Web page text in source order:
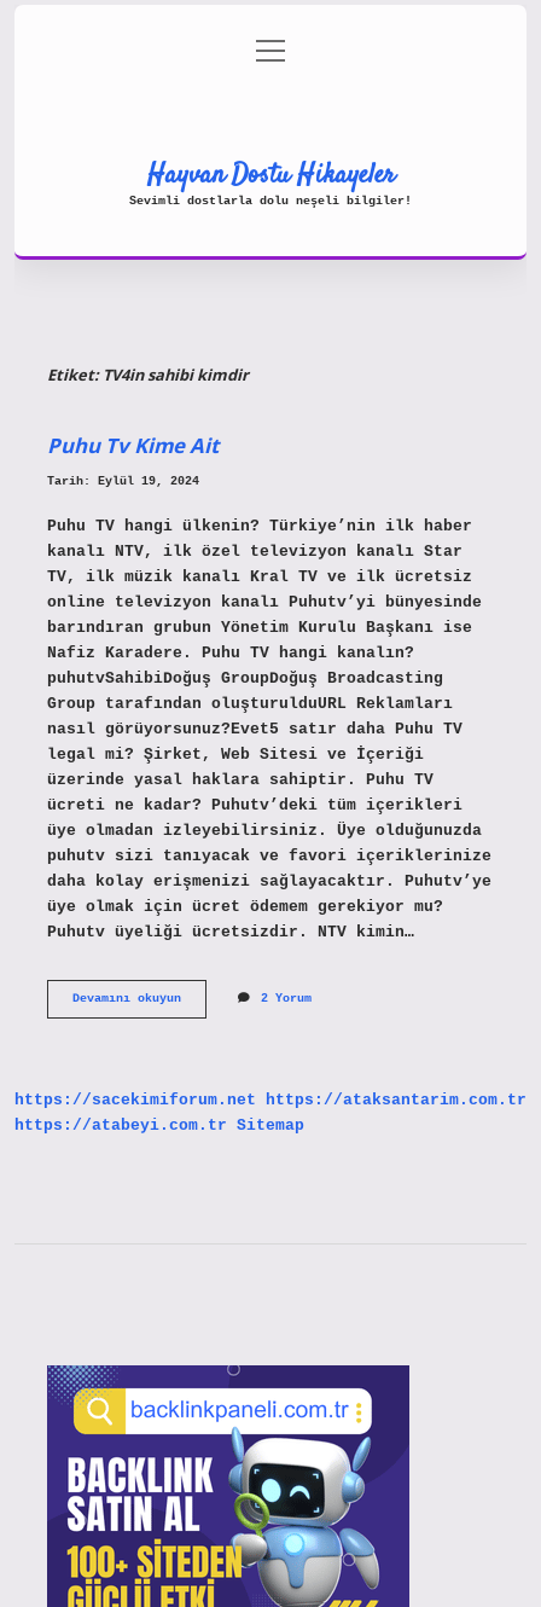
Gizlilik Politikası
menüyü
aç
Hayvan Dostu Hikayeler
Sevimli dostlarla dolu neşeli bilgiler!
Etiket: TV4in sahibi kimdir
Puhu Tv Kime Ait
Tarih: Eylül 19, 2024
Puhu TV hangi ülkenin? Türkiye’nin ilk haber
kanalı NTV, ilk özel televizyon kanalı Star
TV, ilk müzik kanalı Kral TV ve ilk ücretsiz
online televizyon kanalı Puhutv’yi bünyesinde
barındıran grubun Yönetim Kurulu Başkanı ise
Nafiz Karadere. Puhu TV hangi kanalın?
puhutvSahibiDoğuş GroupDoğuş Broadcasting
Group tarafından oluşturulduURL Reklamları
nasıl görüyorsunuz?Evet5 satır daha Puhu TV
legal mi? Şirket, Web Sitesi ve İçeriği
üzerinde yasal haklara sahiptir. Puhu TV
ücreti ne kadar? Puhutv’deki tüm içerikleri
üye olmadan izleyebilirsiniz. Üye olduğunuzda
puhutv sizi tanıyacak ve favori içeriklerinize
daha kolay erişmenizi sağlayacaktır. Puhutv’ye
üye olmak için ücret ödemem gerekiyor mu?
Puhutv üyeliği ücretsizdir. NTV kimin…
Devamını okuyunPuhu
2 Yorum
https://sacekimiforum.net
https://ataksantarim.com.tr
https://atabeyi.com.tr Sitemap